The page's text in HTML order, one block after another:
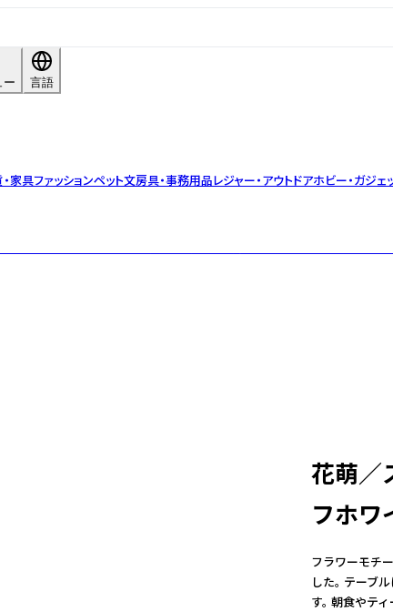
ー
言語
家具ファッションペット文房具・事務用品レジャー・アウトドアホビー・ガジェ
花萌／
フホワ
フラワーモチ
した。 テーブ
す。 朝食やテ